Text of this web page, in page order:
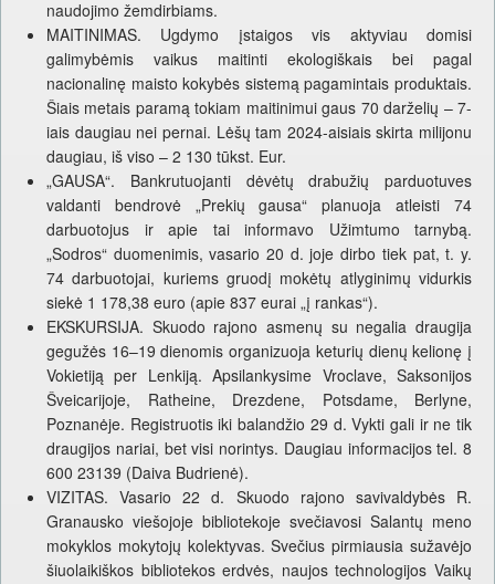
naudojimo žemdirbiams.
MAITINIMAS. Ugdymo įstaigos vis aktyviau domisi
galimybėmis vaikus maitinti ekologiškais bei pagal
nacionalinę maisto kokybės sistemą pagamintais produktais.
Šiais metais paramą tokiam maitinimui gaus 70 darželių – 7-
iais daugiau nei pernai. Lėšų tam 2024-aisiais skirta milijonu
daugiau, iš viso – 2 130 tūkst. Eur.
„GAUSA“. Bankrutuojanti dėvėtų drabužių parduotuves
valdanti bendrovė „Prekių gausa“ planuoja atleisti 74
darbuotojus ir apie tai informavo Užimtumo tarnybą.
„Sodros“ duomenimis, vasario 20 d. joje dirbo tiek pat, t. y.
74 darbuotojai, kuriems gruodį mokėtų atlyginimų vidurkis
siekė 1 178,38 euro (apie 837 eurai „į rankas“).
EKSKURSIJA. Skuodo rajono asmenų su negalia draugija
gegužės 16–19 dienomis organizuoja keturių dienų kelionę į
Vokietiją per Lenkiją. Apsilankysime Vroclave, Saksonijos
Šveicarijoje, Ratheine, Drezdene, Potsdame, Berlyne,
Poznanėje. Registruotis iki balandžio 29 d. Vykti gali ir ne tik
draugijos nariai, bet visi norintys. Daugiau informacijos tel. 8
600 23139 (Daiva Budrienė).
VIZITAS. Vasario 22 d. Skuodo rajono savivaldybės R.
Granausko viešojoje bibliotekoje svečiavosi Salantų meno
mokyklos mokytojų kolektyvas. Svečius pirmiausia sužavėjo
šiuolaikiškos bibliotekos erdvės, naujos technologijos Vaikų